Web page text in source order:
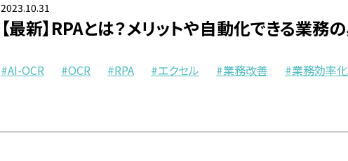
2023.10.31
【最新】RPAとは？メリットや自動化できる業
AI-OCR OCR RPA エクセル 業務改善 業務効率化